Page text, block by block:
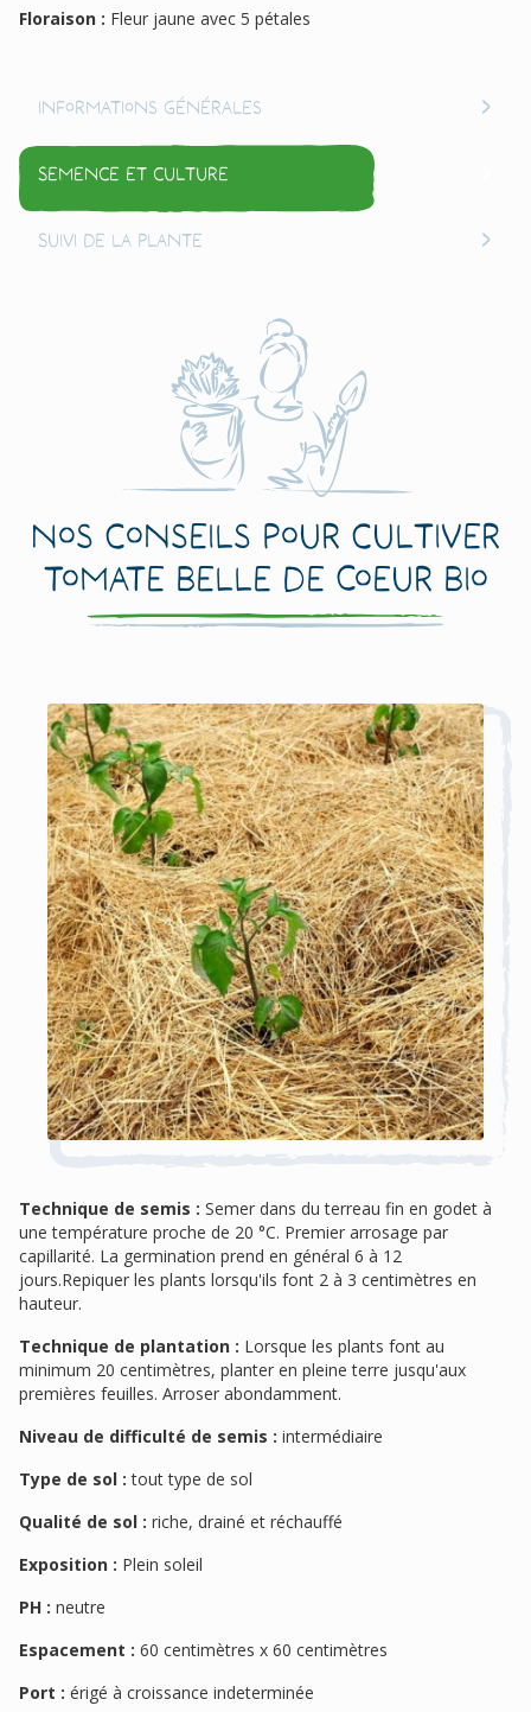
Floraison : Fleur jaune avec 5 pétales
Informations générales
Semence et culture
Suivi de la plante
Nos conseils pour cultiver
Tomate Belle de Coeur Bio
Technique de semis : Semer dans du terreau fin en godet à
une température proche de 20 °C. Premier arrosage par
capillarité. La germination prend en général 6 à 12
jours.Repiquer les plants lorsqu'ils font 2 à 3 centimètres en
hauteur.
Technique de plantation : Lorsque les plants font au
minimum 20 centimètres, planter en pleine terre jusqu'aux
premières feuilles. Arroser abondamment.
Niveau de difficulté de semis : intermédiaire
Type de sol : tout type de sol
Qualité de sol : riche, drainé et réchauffé
Exposition : Plein soleil
PH : neutre
Espacement : 60 centimètres x 60 centimètres
Port : érigé à croissance indeterminée